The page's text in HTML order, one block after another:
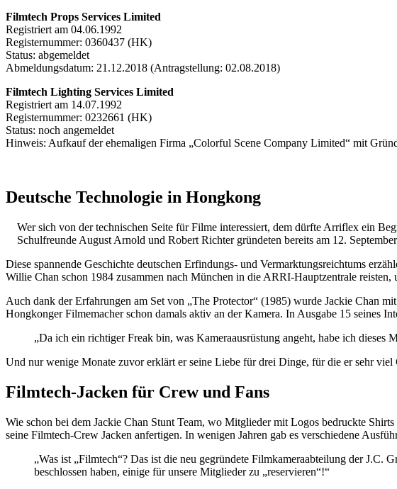
Filmtech Props Services Limited
Registriert am 04.06.1992
Registernummer: 0360437 (HK)
Status: abgemeldet
Abmeldungsdatum: 21.12.2018 (Antragstellung: 02.08.2018)
Filmtech Lighting Services Limited
Registriert am 14.07.1992
Registernummer: 0232661 (HK)
Status: noch angemeldet
Hinweis: Aufkauf der ehemaligen Firma „Colorful Scene Company Limited“ mit
Deutsche Technologie in Hongkong
Wer sich von der technischen Seite für Filme interessiert, dem dürfte Arriflex ein
Schulfreunde August Arnold und Robert Richter gründeten bereits am 12.
Diese spannende Geschichte deutschen Erfindungs- und Vermarktungsreichtums
Willie Chan schon 1984 zusammen nach München in die ARRI-Hauptzentrale
Auch dank der Erfahrungen am Set von „The Protector“ (1985) wurde Jackie Chan
Hongkonger Filmemacher schon damals aktiv an der Kamera. In Ausgabe 15 seines
„Da ich ein richtiger Freak bin, was Kameraausrüstung angeht, habe ich
Und nur wenige Monate zuvor erklärt er seine Liebe für drei Dinge, für die er sehr viel
Filmtech-Jacken für Crew und Fans
Wie schon bei dem Jackie Chan Stunt Team, wo Mitglieder mit Logos bedruckte
seine Filmtech-Crew Jacken anfertigen. In wenigen Jahren gab es verschiedene
„Was ist „Filmtech“? Das ist die neu gegründete Filmkameraabteilung der
beschlossen haben, einige für unsere Mitglieder zu „reservieren“!“